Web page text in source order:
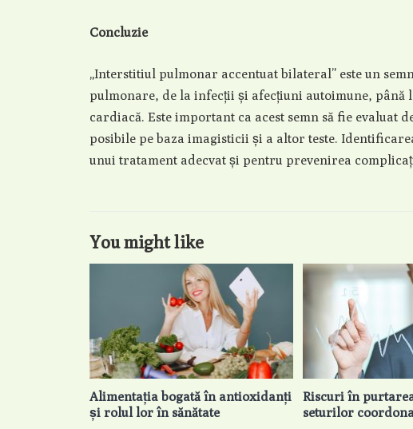
Concluzie
„Interstitiul pulmonar accentuat bilateral” este un
pulmonare, de la infecții și afecțiuni autoimune,
cardiacă. Este important ca acest semn să fie evaluat
posibile pe baza imagisticii și a altor teste.
unui tratament adecvat și pentru prevenirea
You might like
Alimentația bogată în antioxidanți
și rolul lor în sănătate
Riscuri în
seturilor